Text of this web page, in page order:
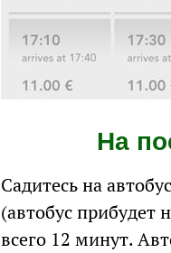
На
Садитесь на
(автобус прибудет
всего 12 минут.